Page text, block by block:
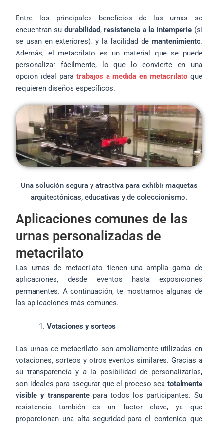
Entre los principales beneficios de las urnas se
encuentran su durabilidad,resistencia a la intemperie(si
se usan en exteriores), y la facilidad de mantenimiento.
Además, el metacrilato es un material que se puede
personalizar fácilmente, lo que lo convierte en una
opción ideal para trabajos a medida en metacrilatoque
requieren diseños específicos.
Una solución segura y atractiva para exhibir maquetas
arquitectónicas, educativas y de coleccionismo.
Aplicaciones comunes de las
urnas personalizadas de
metacrilato
Las urnas de metacrilato tienen una amplia gama de
aplicaciones, desde eventos hasta exposiciones
permanentes. A continuación, te mostramos algunas de
las aplicaciones más comunes.
Votaciones y sorteos
Las urnas de metacrilato son ampliamente utilizadas en
votaciones, sorteos y otros eventos similares. Gracias a
su transparencia y a la posibilidad de personalizarlas,
son ideales para asegurar que el proceso sea totalmente
visible y transparente para todos los participantes. Su
resistencia también es un factor clave, ya que
proporcionan una alta seguridad para el contenido que